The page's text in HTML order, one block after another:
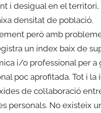
i desigual en el
densitat de població.
però amb
un índex baix de
i/o professional per a
poc aprofitada. Tot i
de col·laboració
personals. No existeix